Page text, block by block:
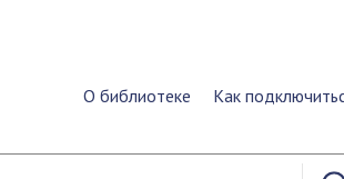
О библиотеке Как